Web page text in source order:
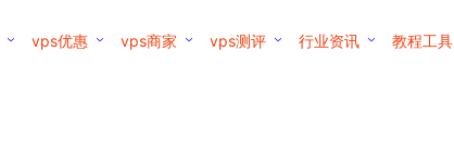
vps优惠 vps商家 vps测评 行业资讯 教程工具